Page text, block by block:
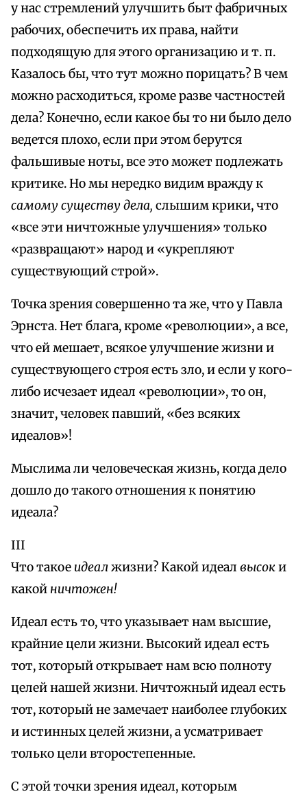
у нас стремлений улучшить быт фабричных
рабочих, обеспечить их права, найти
подходящую для этого организацию и т. п.
Казалось бы, что тут можно порицать? В чем
можно расходиться, кроме разве частностей
дела? Конечно, если какое бы то ни было дело
ведется плохо, если при этом берутся
фальшивые ноты, все это может подлежать
критике. Но мы нередко видим вражду к
самому существу дела, слышим крики, что
«все эти ничтожные улучшения» только
«развращают» народ и «укрепляют
существующий строй».
Точка зрения совершенно та же, что у Павла
Эрнста. Нет блага, кроме «революции», а все,
что ей мешает, всякое улучшение жизни и
существующего строя есть зло, и если у кого-
либо исчезает идеал «революции», то он,
значит, человек павший, «без всяких
идеалов»!
Мыслима ли человеческая жизнь, когда дело
дошло до такого отношения к понятию
идеала?
III
Что такое идеалжизни? Какой идеал высоки
какой ничтожен!
Идеал есть то, что указывает нам высшие,
крайние цели жизни. Высокий идеал есть
тот, который открывает нам всю полноту
целей нашей жизни. Ничтожный идеал есть
тот, который не замечает наиболее глубоких
и истинных целей жизни, а усматривает
только цели второстепенные.
С этой точки зрения идеал, которым